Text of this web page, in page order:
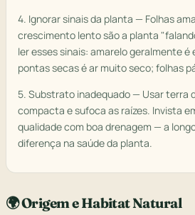
4. Ignorar sinais da planta — Folhas
crescimento lento são a planta
ler esses sinais: amarelo geralmente é
pontas secas é ar muito seco; folhas
5. Substrato inadequado — Usar terra
compacta e sufoca as raízes. Invista
qualidade com boa drenagem — a
diferença na saúde da planta.
🌍 Origem e Habitat Natural